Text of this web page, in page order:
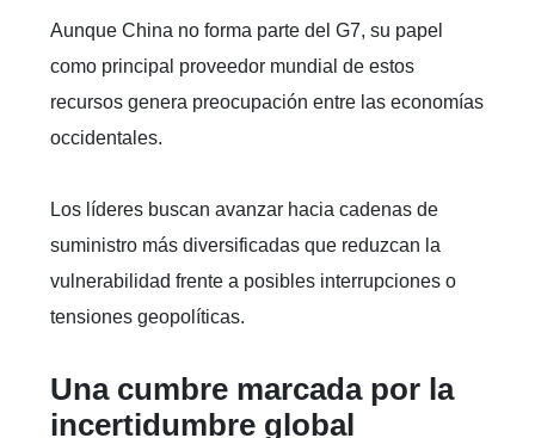
Aunque China no forma parte del G7, su papel
como principal proveedor mundial de estos
recursos genera preocupación entre las economías
occidentales.
Los líderes buscan avanzar hacia cadenas de
suministro más diversificadas que reduzcan la
vulnerabilidad frente a posibles interrupciones o
tensiones geopolíticas.
Una cumbre marcada por la
incertidumbre global